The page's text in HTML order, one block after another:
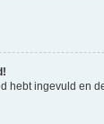
hebt ingevuld en